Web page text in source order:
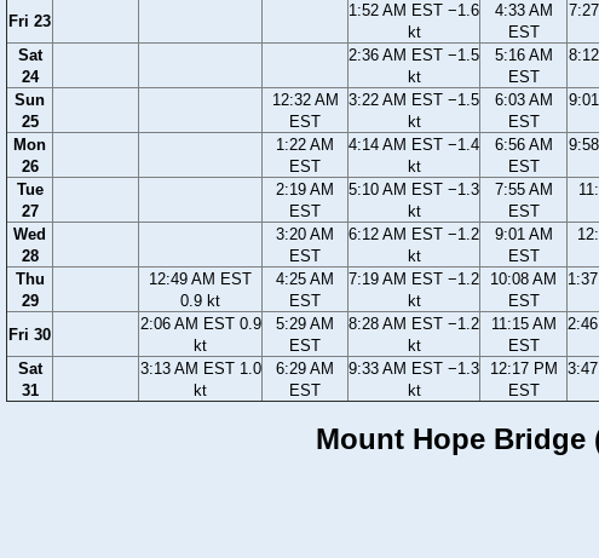
Fri 23
1:52 AM EST −1.6
kt
4:33 AM
EST
Sat
24
2:36 AM EST −1.5
kt
5:16 AM
EST
Sun
25
12:32 AM
EST
3:22 AM EST −1.5
kt
6:03 AM
EST
Mon
26
1:22 AM
EST
4:14 AM EST −1.4
kt
6:56 AM
EST
Tue
27
2:19 AM
EST
5:10 AM EST −1.3
kt
7:55 AM
EST
Wed
28
3:20 AM
EST
6:12 AM EST −1.2
kt
9:01 AM
EST
Thu
29
12:49 AM EST
0.9 kt
4:25 AM
EST
7:19 AM EST −1.2
kt
10:08 AM
EST
Fri 30
2:06 AM EST 0.9
kt
5:29 AM
EST
8:28 AM EST −1.2
kt
11:15 AM
EST
Sat
31
3:13 AM EST 1.0
kt
6:29 AM
EST
9:33 AM EST −1.3
kt
12:17 PM
EST
Mount Hope Bridge